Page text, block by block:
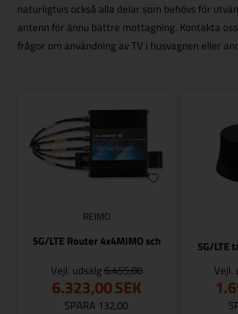
naturligtvis också alla delar som behövs för
antenn för ännu bättre mottagning. Kontakta
frågor om användning av TV i husvagnen eller
REIMO
5G/LTE Router 4x4MIMO sch
Vejl. udsalg 6.455,00
6.323,00SEK
SPARA 132,00
5G/LTE
Vejl.